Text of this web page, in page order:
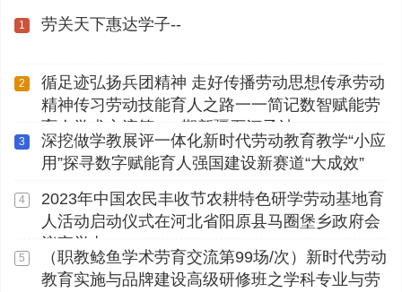
1 劳关天下惠达学子--
2
循足迹弘扬兵团精神 走好传播劳动思想传承劳动
精神传习劳动技能育人之路一一简记数智赋能劳
育人学术交流第112期新疆石河子站
3
深挖做学教展评一体化新时代劳动教育教学“小应
用”探寻数字赋能育人强国建设新赛道“大成效”
4
2023年中国农民丰收节农耕特色研学劳动基地育
人活动启动仪式在河北省阳原县马圈堡乡政府会
议室举办
5
（职教鲶鱼学术劳育交流第99场/次）新时代劳动
教育实施与品牌建设高级研修班之学科专业与劳